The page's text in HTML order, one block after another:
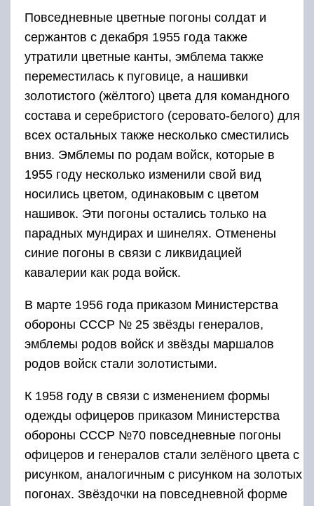
Повседневные цветные погоны солдат и
сержантов с декабря 1955 года также
утратили цветные канты, эмблема также
переместилась к пуговице, а нашивки
золотистого (жёлтого) цвета для командного
состава и серебристого (серовато-белого) для
всех остальных также несколько сместились
вниз. Эмблемы по родам войск, которые в
1955 году несколько изменили свой вид
носились цветом, одинаковым с цветом
нашивок. Эти погоны остались только на
парадных мундирах и шинелях. Отменены
синие погоны в связи с ликвидацией
кавалерии как рода войск.
В марте 1956 года приказом Министерства
обороны СССР № 25 звёзды генералов,
эмблемы родов войск и звёзды маршалов
родов войск стали золотистыми.
К 1958 году в связи с изменением формы
одежды офицеров приказом Министерства
обороны СССР №70 повседневные погоны
офицеров и генералов стали зелёного цвета с
рисунком, аналогичным с рисунком на золотых
погонах. Звёздочки на повседневной форме